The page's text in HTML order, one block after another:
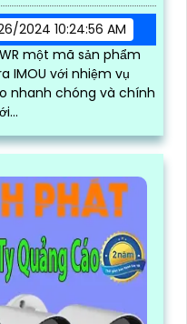
2024 10:24:56 AM
một mã sản phẩm
IMOU với nhiệm vụ
nhanh chóng và chính
và trẻ em. Với...